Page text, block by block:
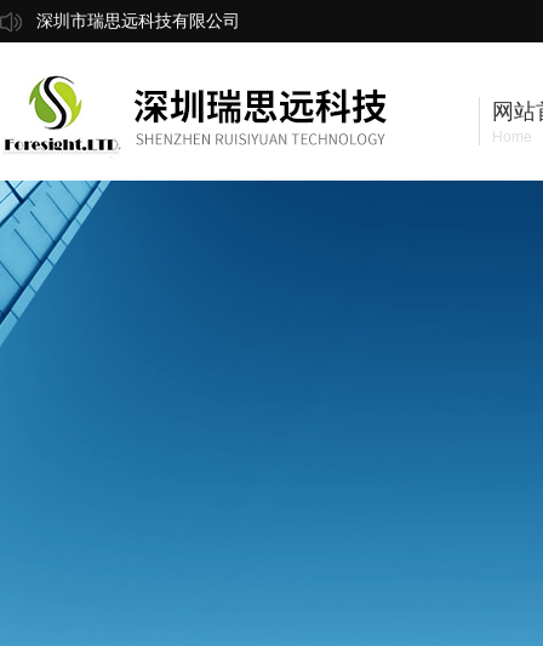
深圳市瑞思远科技有限公司
网站
Home